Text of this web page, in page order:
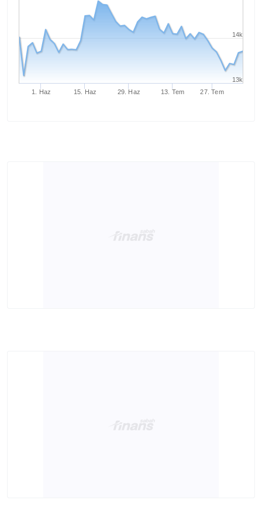
1. Haz 15. Haz 29. Haz 13. Tem 27. Tem
13k
14k